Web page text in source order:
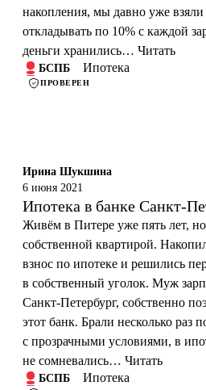
накопления, мы давно уже
откладывать по 10% с каждой
деньги хранились… Читать
БСПБ Ипотека
ПРОВЕРЕН
Ирина Шукшина
6 июня 2021
Ипотека в банке Санкт-
Живём в Питере уже пять лет,
собственной квартирой.
взнос по ипотеке и решились
в собственный уголок. Муж
Санкт-Петербург, собственно
этот банк. Брали несколько раз
с прозрачными условиями, в
не сомневались… Читать
БСПБ Ипотека